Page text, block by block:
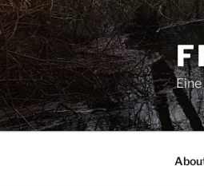
Zum
Inhalt
springen